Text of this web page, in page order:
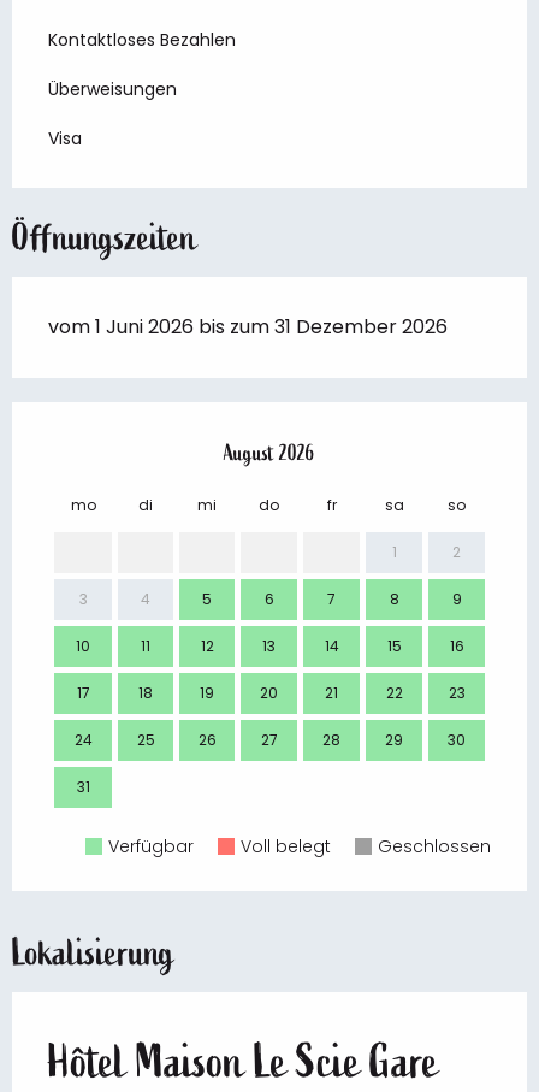
Kontaktloses Bezahlen
Überweisungen
Visa
Öffnungszeiten
vom 1 Juni 2026 bis zum 31 Dezember 2026
August 2026
mo di mi do fr sa so
1 2
3 4 5 6 7 8 9
10 11 12 13 14 15 16
17 18 19 20 21 22 23
24 25 26 27 28 29 30
31
Verfügbar Voll belegt Geschlossen
Lokalisierung
Hôtel Maison Le Scie Gare